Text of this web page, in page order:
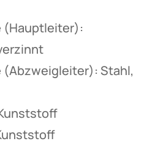
(Hauptleiter):
(Abzweigleiter): Stahl,